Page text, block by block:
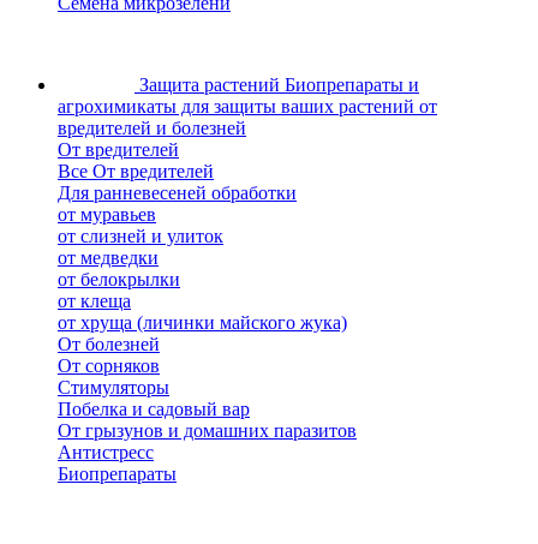
Защита растений Биопрепараты и
агрохимикаты для защиты ваших растений от
вредителей и болезней
От вредителей
Все От вредителей
Для ранневесеней обработки
от муравьев
от слизней и улиток
от медведки
от белокрылки
от клеща
от хруща (личинки майского жука)
От болезней
От сорняков
Стимуляторы
Побелка и садовый вар
От грызунов и домашних паразитов
Антистресс
Биопрепараты